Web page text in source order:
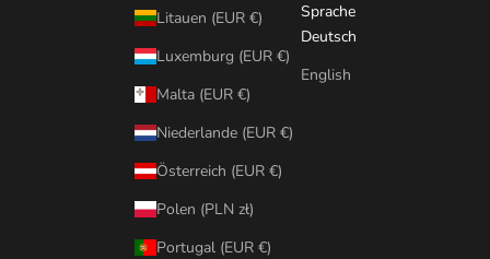
Litauen (EUR €)
Luxemburg (EUR €)
Malta (EUR €)
Niederlande (EUR €)
Österreich (EUR €)
Polen (PLN zł)
Portugal (EUR €)
Sprache
Deutsch
English